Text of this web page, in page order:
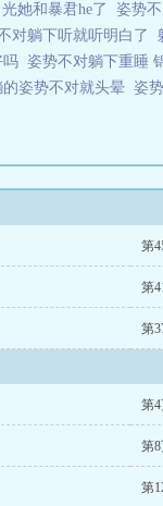
她和暴君he了 姿势
对躺下听就听明白了
吗 姿势不对躺下重睡
的姿势不对就头晕 姿
第
第
第
第
第
第